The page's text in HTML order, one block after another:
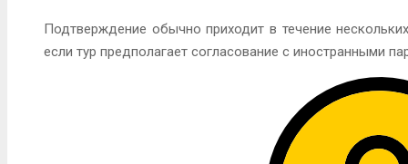
Подтверждение обычно приходит в течение
если тур предполагает согласование с иностранными